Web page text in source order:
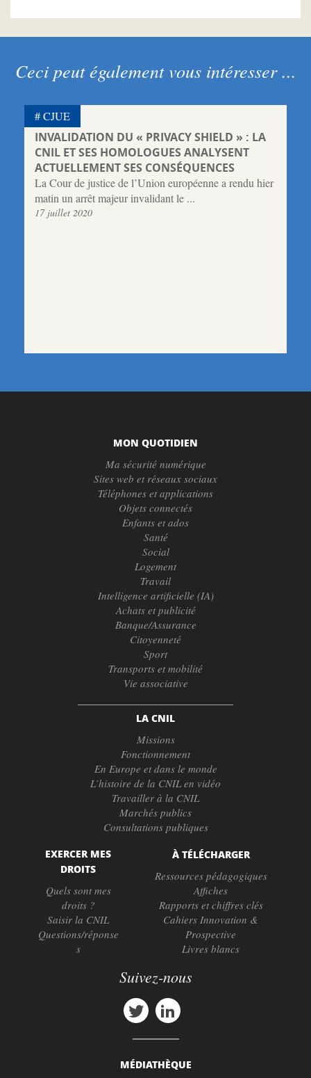
Ceci peut également vous intéresser ...
INVALIDATION DU « PRIVACY SHIELD » : LA
CNIL ET SES HOMOLOGUES ANALYSENT
ACTUELLEMENT SES CONSÉQUENCES
La Cour de justice de l’Union européenne a rendu hier
matin un arrêt majeur invalidant le ...
17 juillet 2020
CJUE
MON QUOTIDIEN
Ma sécurité numérique
Sites web et réseaux sociaux
Téléphones et applications
Objets connectés
Enfants et ados
Santé
Social
Logement
Travail
Intelligence artificielle (IA)
Achats et publicité
Banque/Assurance
Citoyenneté
Sport
Transports et mobilité
Vie associative
LA CNIL
Missions
Fonctionnement
En Europe et dans le monde
L’histoire de la CNIL en vidéo
Travailler à la CNIL
Marchés publics
Consultations publiques
EXERCER MES
DROITS
Quels sont mes
droits ?
Saisir la CNIL
Questions/réponse
s
À TÉLÉCHARGER
Ressources pédagogiques
Affiches
Rapports et chiffres clés
Cahiers Innovation &
Prospective
Livres blancs
Suivez-nous
MÉDIATHÈQUE